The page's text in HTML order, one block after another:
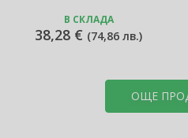
В СКЛАДА
38,28 € (74,86 лв.)
ОЩЕ